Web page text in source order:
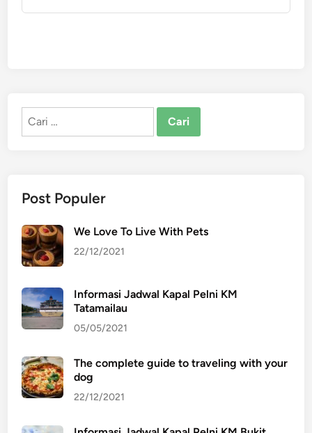
Cari
Post Populer
We Love To Live With Pets
22/12/2021
Informasi Jadwal Kapal Pelni KM
Tatamailau
05/05/2021
The complete guide to traveling with your
dog
22/12/2021